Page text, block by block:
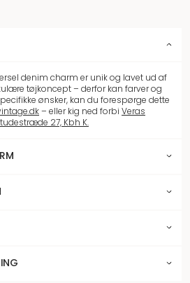
denim charm er unik og lavet ud af
tøjkoncept – derfor kan farver og
ønsker, kan du forespørge dette
– eller kig ned forbi Veras
27, Kbh K.